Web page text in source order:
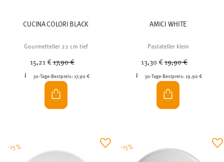
CUCINA COLORI BLACK
Gourmetteller 22 cm tief
15,21 €Price reduced from
17,90 €to
30-Tage-Bestpreis: 17,90 €
AMICI WHITE
Pastateller klein
13,30 €Price reduced from
19,90 €
30-Tage-Bestpreis:19,90 €
-15% -15%